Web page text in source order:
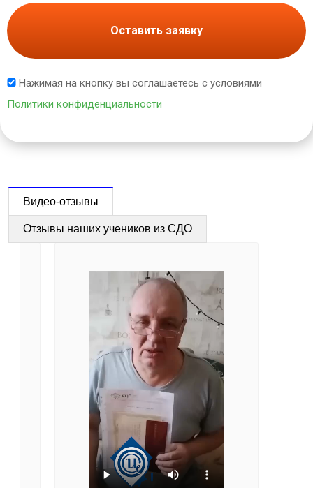
Оставить заявку
Нажимая на кнопку вы соглашаетесь с условиями
Политики конфиденциальности
Видео-отзывы
Отзывы наших учеников из СДО